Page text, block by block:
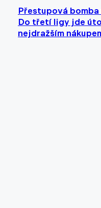
Přestupová bomba
Do třetí ligy jde
nejdražším